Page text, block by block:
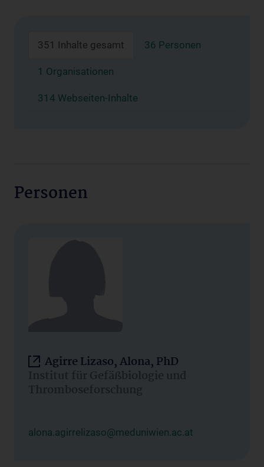
351 Inhalte gesamt 36 Personen
1 Organisationen
314 Webseiten-Inhalte
Personen
Agirre Lizaso, Alona, PhD
Institut für Gefäßbiologie und
Thromboseforschung
alona.agirrelizaso@meduniwien.ac.at